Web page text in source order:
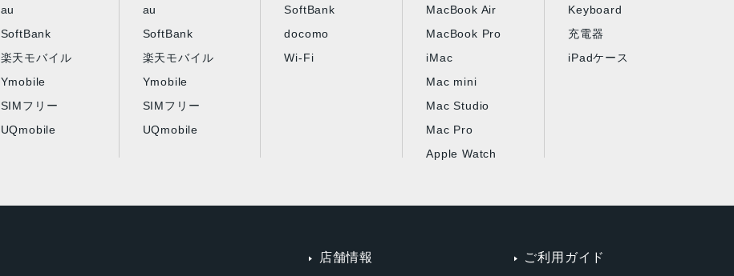
au
SoftBank
楽天モバイル
Ymobile
SIMフリー
UQmobile
au
SoftBank
楽天モバイル
Ymobile
SIMフリー
UQmobile
SoftBank
docomo
Wi-Fi
MacBook Air
MacBook Pro
iMac
Mac mini
Mac Studio
Mac Pro
Apple Watch
Keyboard
充電器
iPadケース
店舗情報 ご利用ガイド